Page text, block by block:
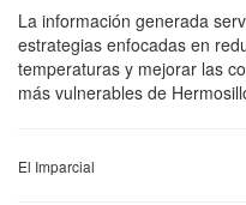
La información generada
estrategias enfocadas en
temperaturas y mejorar las
más vulnerables de
El Imparcial